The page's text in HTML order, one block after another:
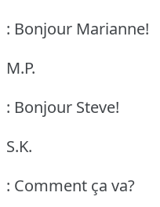
: Bonjour Marianne!
M.P.
: Bonjour Steve!
S.K.
: Comment ça va?